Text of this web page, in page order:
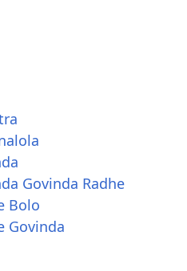
Govinda Radhe
Bolo
Govinda